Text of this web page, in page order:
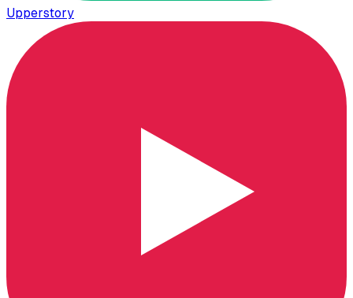
Upperstory